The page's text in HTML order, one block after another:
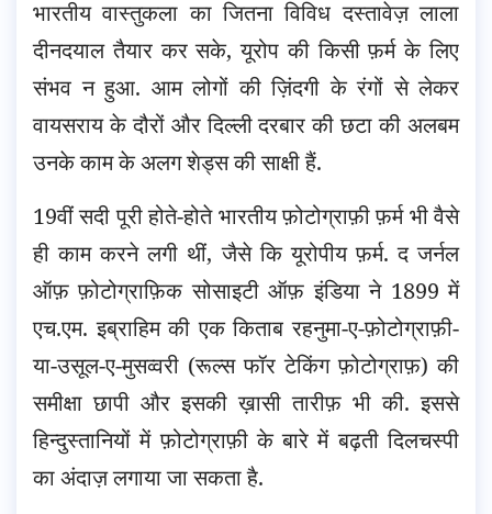
भारतीय वास्तुकला का जितना विविध दस्तावेज़ लाला
दीनदयाल तैयार कर सके, यूरोप की किसी फ़र्म के लिए
संभव न हुआ. आम लोगों की ज़िंदगी के रंगों से लेकर
वायसराय के दौरों और दिल्ली दरबार की छटा की अलबम
उनके काम के अलग शेड्स की साक्षी हैं.
19वीं सदी पूरी होते-होते भारतीय फ़ोटोग्राफ़ी फ़र्म भी वैसे
ही काम करने लगी थीं, जैसे कि यूरोपीय फ़र्म. द जर्नल
ऑफ़ फ़ोटोग्राफ़िक सोसाइटी ऑफ़ इंडिया ने 1899 में
एच.एम. इब्राहिम की एक किताब रहनुमा-ए-फ़ोटोग्राफ़ी-
या-उसूल-ए-मुसव्वरी (रूल्स फॉर टेकिंग फ़ोटोग्राफ़) की
समीक्षा छापी और इसकी ख़ासी तारीफ़ भी की. इससे
हिन्दुस्तानियों में फ़ोटोग्राफ़ी के बारे में बढ़ती दिलचस्पी
का अंदाज़ लगाया जा सकता है.